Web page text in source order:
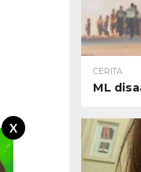
X
CERITA
ML